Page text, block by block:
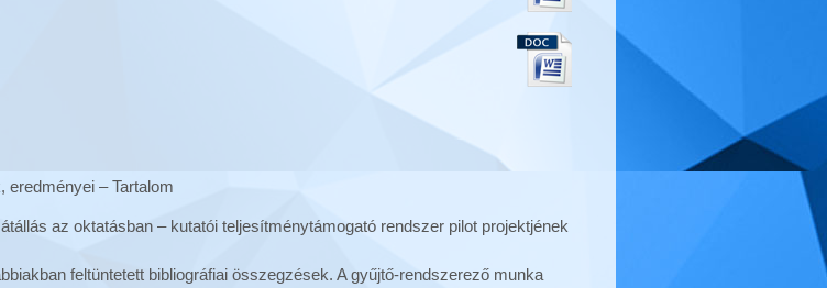
– Tartalom
az oktatásban – kutatói teljesítménytámogató rendszer pilot projektjének
feltüntetett bibliográfiai összegzések. A gyűjtő-rendszerező munka